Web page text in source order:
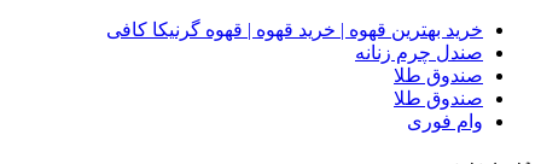
خرید بهترین قهوه | خرید قهوه | قهوه گرنیکا کافی
صندل چرم زنانه
صندوق طلا
صندوق طلا
وام فوری